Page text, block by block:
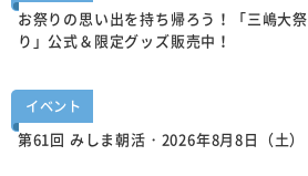
お祭りの思い出を持ち帰ろう！「三嶋大祭
り」公式＆限定グッズ販売中！
イベント
第61回 みしま朝活・2026年8月8日（土）